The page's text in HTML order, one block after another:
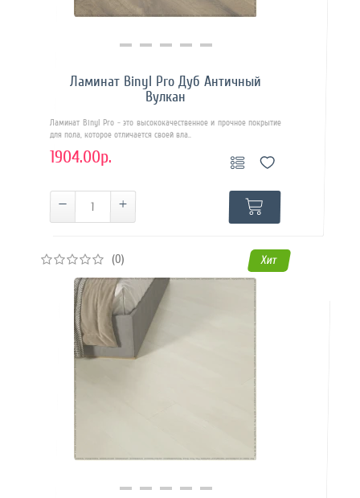
Купить в 1 клик
Ламинат Binyl Pro Дуб Античный
Вулкан
Ламинат Binyl Pro - это высококачественное и прочное покрытие
для пола, которое отличается своей вла..
1904.00р.
(0) Хит
Купить в 1 клик